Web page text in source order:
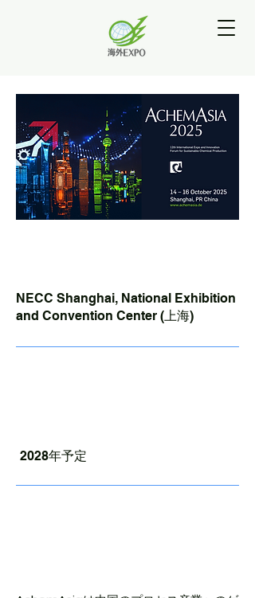
NECC Shanghai, National Exhibition
and Convention Center (上海)
2028年予定